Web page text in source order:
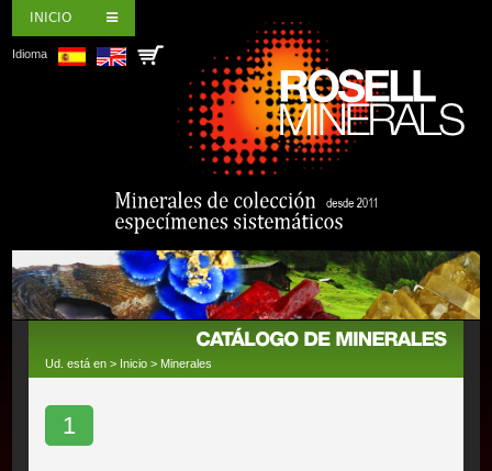
INICIO
Idioma
Ud. está en > Inicio > Minerales
1